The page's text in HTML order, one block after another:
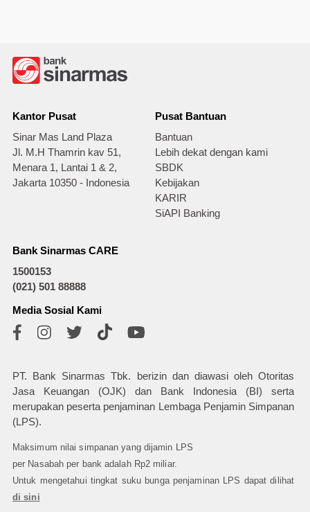
Kantor Pusat
Sinar Mas Land Plaza
Jl. M.H Thamrin kav 51,
Menara 1, Lantai 1 & 2,
Jakarta 10350 - Indonesia
Pusat Bantuan
Bantuan
Lebih dekat dengan kami
SBDK
Kebijakan
KARIR
SiAPI Banking
Bank Sinarmas CARE
1500153
(021) 501 88888
Media Sosial Kami
PT. Bank Sinarmas Tbk. berizin dan diawasi oleh Otoritas
Jasa Keuangan (OJK) dan Bank Indonesia (BI) serta
merupakan peserta penjaminan Lembaga Penjamin Simpanan
(LPS).
Maksimum nilai simpanan yang dijamin LPS
per Nasabah per bank adalah Rp2 miliar.
Untuk mengetahui tingkat suku bunga penjaminan LPS dapat dilihat
di sini